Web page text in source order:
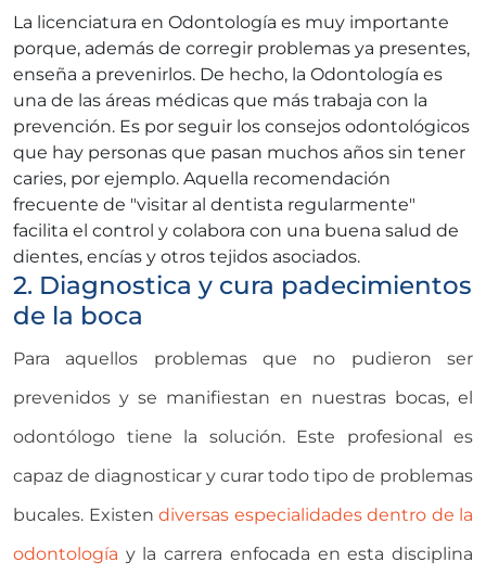
La licenciatura en Odontología es muy importante
porque, además de corregir problemas ya presentes,
enseña a prevenirlos. De hecho, la Odontología es
una de las áreas médicas que más trabaja con la
prevención. Es por seguir los consejos odontológicos
que hay personas que pasan muchos años sin tener
caries, por ejemplo. Aquella recomendación
frecuente de "visitar al dentista regularmente"
facilita el control y colabora con una buena salud de
dientes, encías y otros tejidos asociados.
2. Diagnostica y cura padecimientos
de la boca
Para aquellos problemas que no pudieron ser
prevenidos y se manifiestan en nuestras bocas, el
odontólogo tiene la solución. Este profesional es
capaz de diagnosticar y curar todo tipo de problemas
bucales. Existen diversas especialidades dentro de la
odontología y la carrera enfocada en esta disciplina